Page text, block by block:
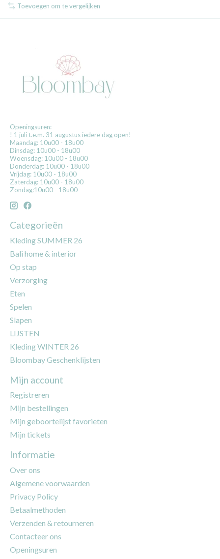
Toevoegen om te vergelijken
Openingsuren:
! 1 juli t.e.m. 31 augustus iedere dag open!
Maandag: 10u00 - 18u00
Dinsdag: 10u00 - 18u00
Woensdag: 10u00 - 18u00
Donderdag: 10u00 - 18u00
Vrijdag: 10u00 - 18u00
Zaterdag: 10u00 - 18u00
Zondag:10u00 - 18u00
Categorieën
Kleding SUMMER 26
Bali home & interior
Op stap
Verzorging
Eten
Spelen
Slapen
LIJSTEN
Kleding WINTER 26
Bloombay Geschenklijsten
Mijn account
Registreren
Mijn bestellingen
Mijn geboortelijst favorieten
Mijn tickets
Informatie
Over ons
Algemene voorwaarden
Privacy Policy
Betaalmethoden
Verzenden & retourneren
Contacteer ons
Openingsuren